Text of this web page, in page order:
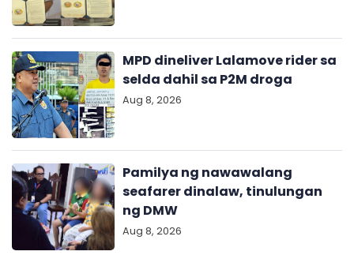
MPD dineliver Lalamove rider sa
selda dahil sa P2M droga
Aug 8, 2026
Pamilya ng nawawalang
seafarer dinalaw, tinulungan
ng DMW
Aug 8, 2026